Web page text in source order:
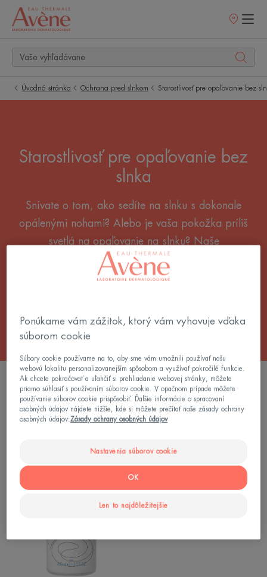
Predajné
Úvodná stránka Ochrana pred slnkom Starostlivosť pre opaľovanie bez
Starostlivosť pre opaľovanie bez
slnka
Snívate o tom, ako sedíte na slnku s dokonale
opálenými nohami? Alebo je vaša pokožka príliš
svetlá na opaľovanie na slnku? Naše
samoopaľovacie prípravky a prípravky pre
starostlivosť po opaľovaní vám poskytnú riešenie na
1 výsledok "Starostlivosť pre opaľovanie bez
slnka"
Reparačná
Ponúkame vám zážitok, ktorý vám vyhovuje vďaka
súborom cookie
Súbory cookie používame na to, aby sme vám umožnili používať našu
webovú lokalitu personalizovanejším spôsobom a využívať pokročilé funkcie.
Ak chcete pokračovať a uľahčiť si prehliadanie webovej stránky, môžete
priamo súhlasiť s používaním súborov cookie. V opačnom prípade môžete
používanie súborov cookie prispôsobiť. Ďalšie informácie o spracovaní
osobných údajov nájdete nižšie, kde si môžete prečítať naše zásady ochrany
osobných údajov:Zásady ochrany osobných údajov
Nastavenia súborov cookie
Len to najdôležitejšie
OK